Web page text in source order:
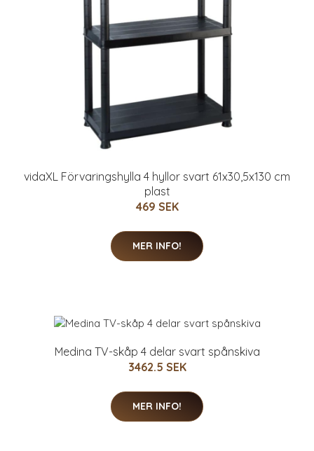
vidaXL Förvaringshylla 4 hyllor svart 61x30,5x130 cm
plast
469 SEK
MER INFO!
Medina TV-skåp 4 delar svart spånskiva
3462.5 SEK
MER INFO!